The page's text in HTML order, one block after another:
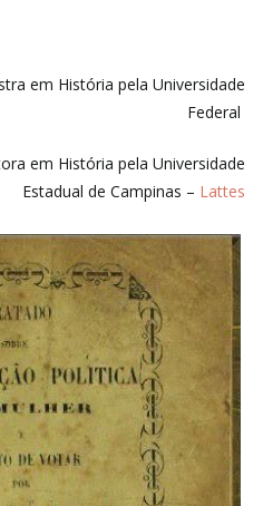
em História pela Universidade
Federal
em História pela Universidade
Estadual de Campinas – Lattes